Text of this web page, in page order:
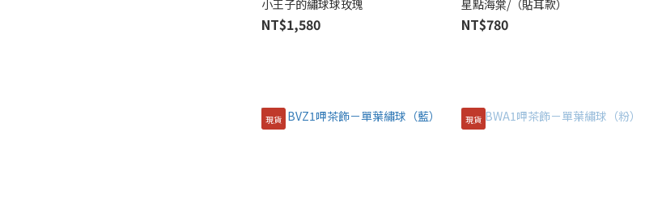
小王子的繡球球玫瑰
NT$1,580
星點海棠/（貼耳款）
NT$780
現貨 現貨